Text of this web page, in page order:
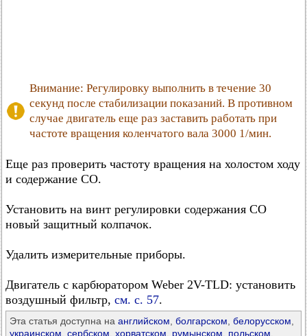
Внимание: Регулировку выполнить в течение 30
секунд после стабилизации показаний. В противном
случае двигатель еще раз заставить работать при
частоте вращения коленчатого вала 3000 1/мин.
Еще раз проверить частоту вращения на холостом ходу
и содержание СО.
Установить на винт регулировки содержания CO
новый защитный колпачок.
Удалить измерительные приборы.
Двигатель с карбюратором Weber 2V-TLD: установить
воздушный фильтр, см. с. 57.
Эта статья доступна на английском болгарском белорусском
украинском сербском хорватском румынском польском